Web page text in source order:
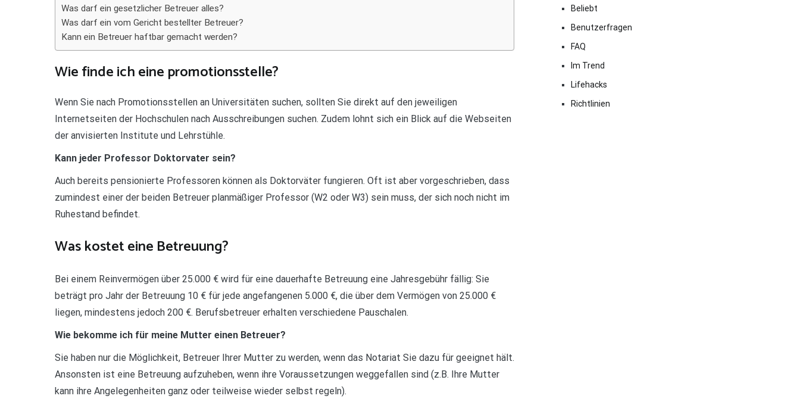
Was darf ein gesetzlicher Betreuer alles?
Was darf ein vom Gericht bestellter Betreuer?
Kann ein Betreuer haftbar gemacht werden?
Wie finde ich eine promotionsstelle?
Wenn Sie nach Promotionsstellen an Universitäten suchen, sollten Sie direkt auf den jeweiligen
Internetseiten der Hochschulen nach Ausschreibungen suchen. Zudem lohnt sich ein Blick auf die Webseiten
der anvisierten Institute und Lehrstühle.
Kann jeder Professor Doktorvater sein?
Auch bereits pensionierte Professoren können als Doktorväter fungieren. Oft ist aber vorgeschrieben, dass
zumindest einer der beiden Betreuer planmäßiger Professor (W2 oder W3) sein muss, der sich noch nicht im
Ruhestand befindet.
Was kostet eine Betreuung?
Bei einem Reinvermögen über 25.000 € wird für eine dauerhafte Betreuung eine Jahresgebühr fällig: Sie
beträgt pro Jahr der Betreuung 10 € für jede angefangenen 5.000 €, die über dem Vermögen von 25.000 €
liegen, mindestens jedoch 200 €. Berufsbetreuer erhalten verschiedene Pauschalen.
Wie bekomme ich für meine Mutter einen Betreuer?
Sie haben nur die Möglichkeit, Betreuer Ihrer Mutter zu werden, wenn das Notariat Sie dazu für geeignet hält.
Ansonsten ist eine Betreuung aufzuheben, wenn ihre Voraussetzungen weggefallen sind (z.B. Ihre Mutter
kann ihre Angelegenheiten ganz oder teilweise wieder selbst regeln).
Beliebt
Benutzerfragen
FAQ
Im Trend
Lifehacks
Richtlinien